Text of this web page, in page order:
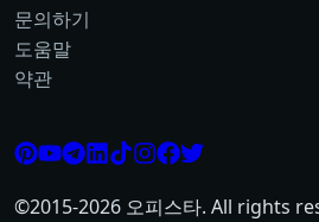
문의하기
도움말
약관
©2015-2026 오피스타. All rights